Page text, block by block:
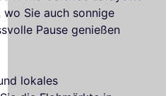
wo Sie auch sonnige
Pause genießen
lokales